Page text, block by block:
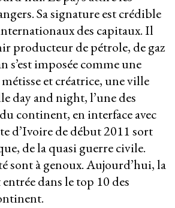
Sa signature est crédible
des capitaux. Il
producteur de pétrole, de gaz
s’est imposée comme une
et créatrice, une ville
day and night, l’une des
continent, en interface avec
d’Ivoire de début 2011 sort
de la quasi guerre civile.
sont à genoux. Aujourd’hui, la
dans le top 10 des